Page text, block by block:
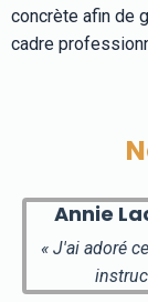
concrète afin de
cadre
Annie
« J'ai adoré